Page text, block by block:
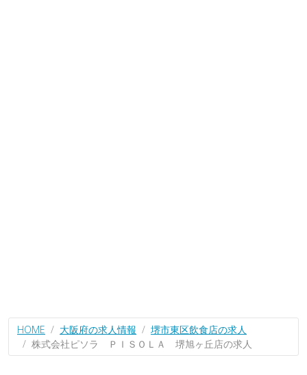
HOME 大阪府の求人情報
堺市東区飲食店の求人
株式会社ピソラ ＰＩＳＯＬＡ 堺旭ヶ丘店の求人